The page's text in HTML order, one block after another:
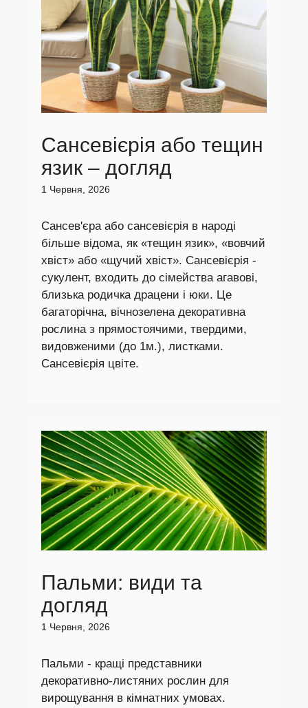
Сансевієрія або тещин
язик – догляд
1 Червня, 2026
Сансев'єра або сансевієрія в народі
більше відома, як «тещин язик», «вовчий
хвіст» або «щучий хвіст». Сансевієрія -
сукулент, входить до сімейства агавові,
близька родичка драцени і юки. Це
багаторічна, вічнозелена декоративна
рослина з прямостоячими, твердими,
видовженими (до 1м.), листками.
Сансевієрія цвіте.
Пальми: види та
догляд
1 Червня, 2026
Пальми - кращі представники
декоративно-листяних рослин для
вирощування в кімнатних умовах.